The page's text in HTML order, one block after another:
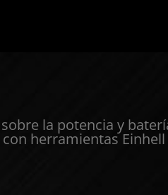
la potencia y
herramientas Einhell